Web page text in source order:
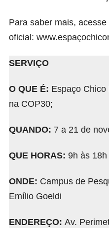
Para saber mais, acesse
oficial:
SERVIÇO
O QUE É: Espaço
na COP30;
QUANDO: 7 a 21 de
QUE HORAS: 9h às 18h
ONDE: Campus de
Emílio Goeldi
ENDEREÇO: Av.